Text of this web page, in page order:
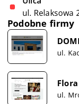
ul. Relaksowa
Podobne firmy
ul.
ul.